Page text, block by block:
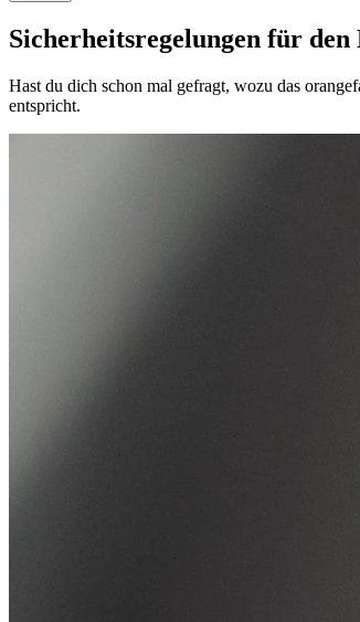
Sicherheitsregelungen für
Hast du dich schon mal gefragt, wozu das
entspricht.